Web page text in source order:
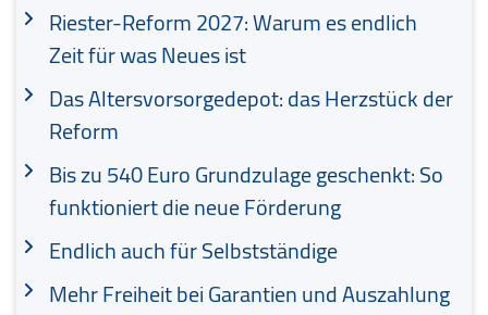
Riester-Reform 2027: Warum es endlich
Zeit für was Neues ist
Das Altersvorsorgedepot: das Herzstück der
Reform
Bis zu 540 Euro Grundzulage geschenkt: So
funktioniert die neue Förderung
Endlich auch für Selbstständige
Mehr Freiheit bei Garantien und Auszahlung